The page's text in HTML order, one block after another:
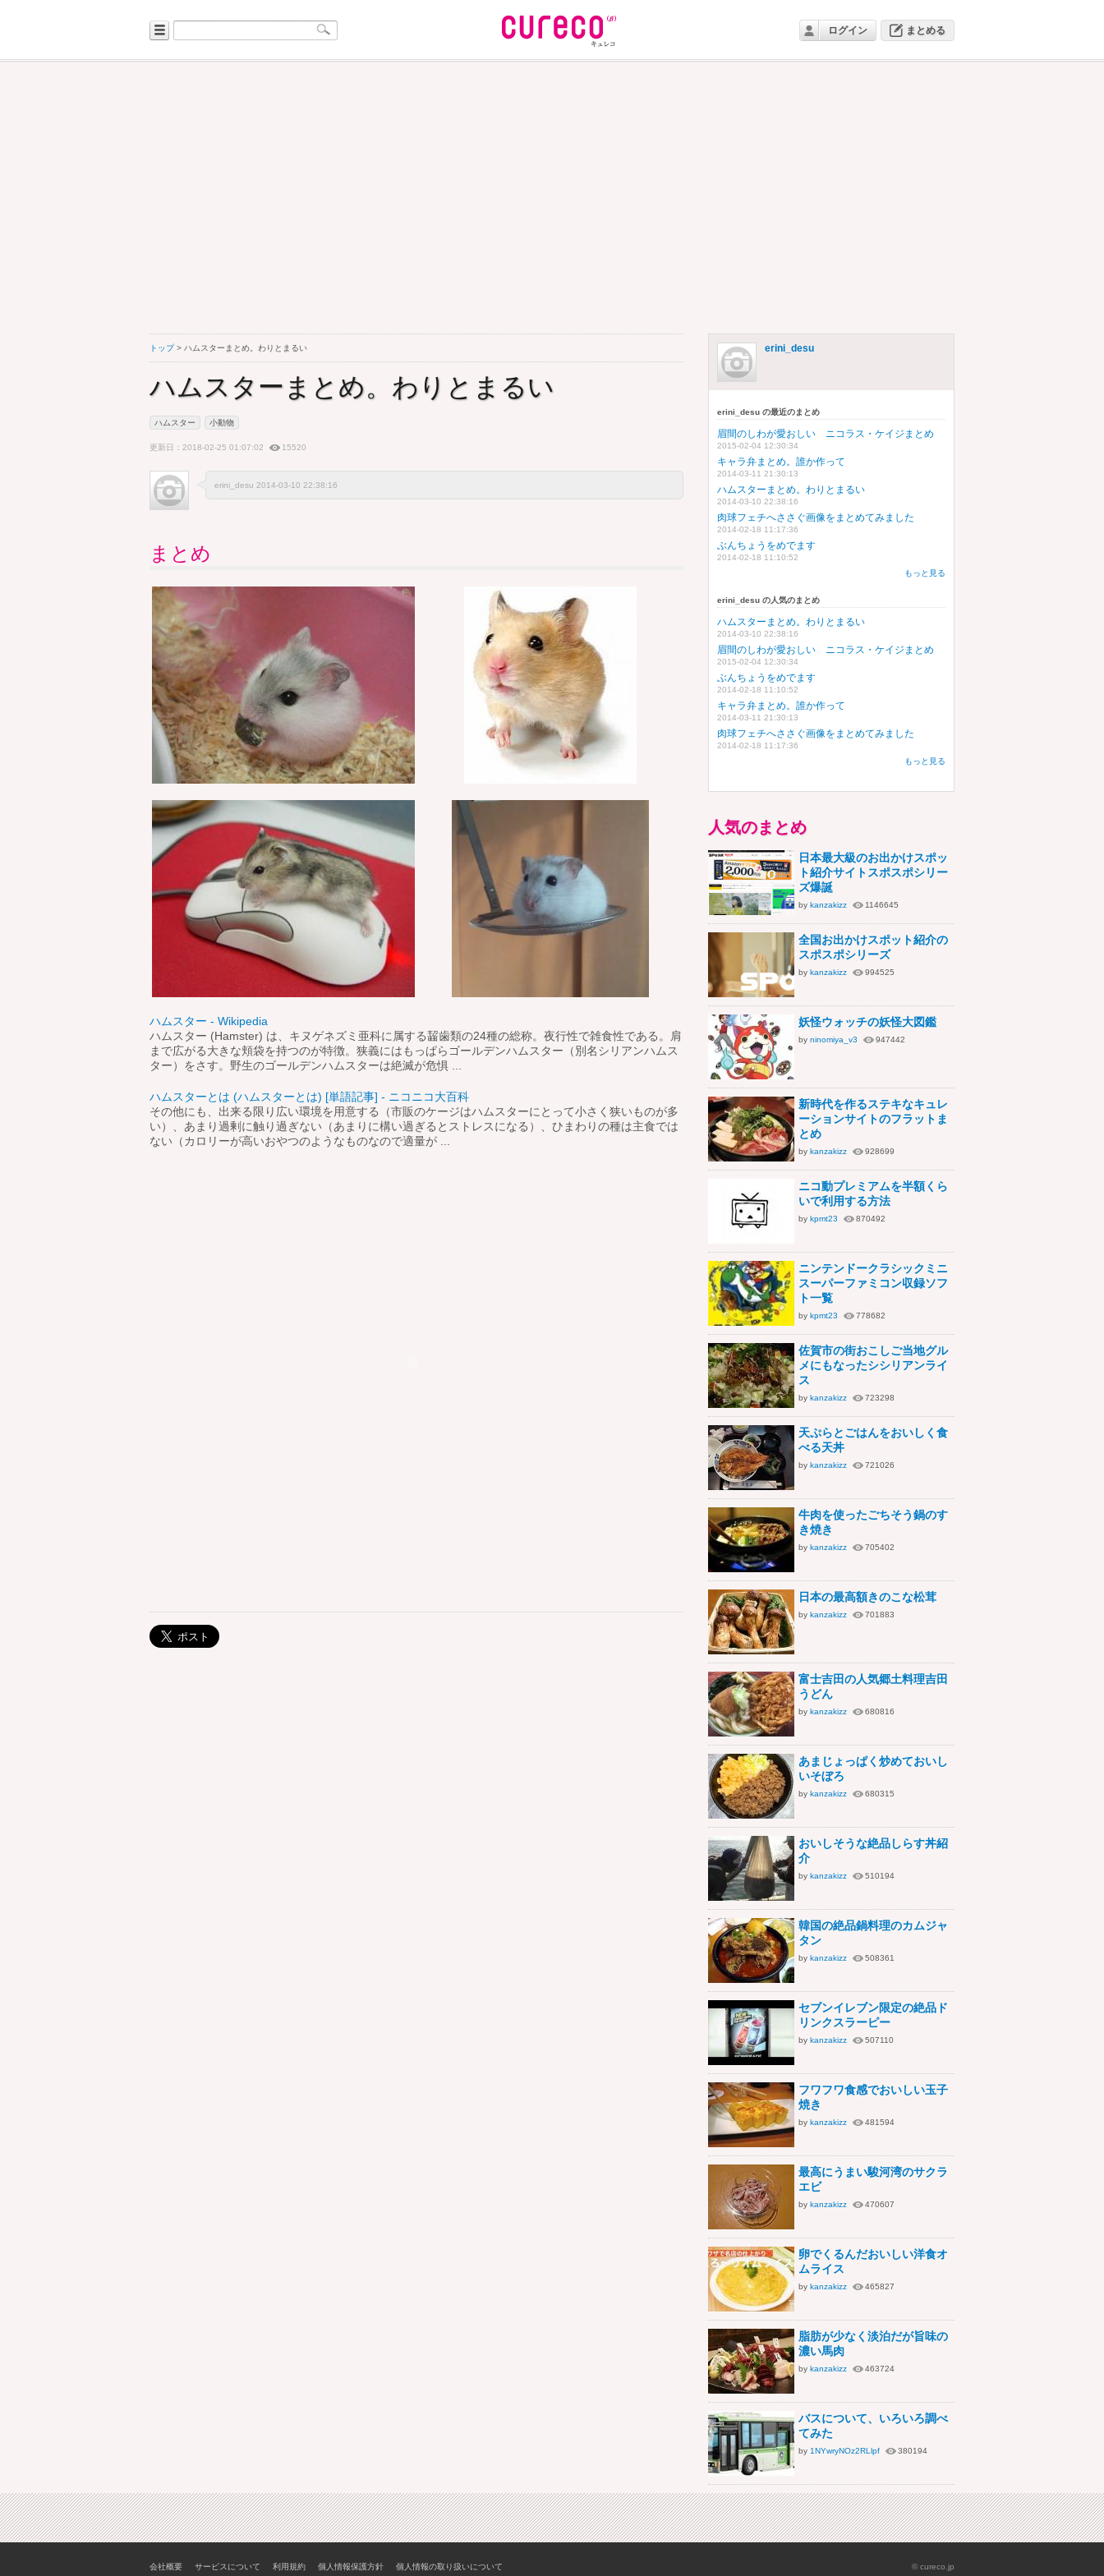
ログイン まとめる
トップ> ハムスターまとめ。わりとまるい
ハムスターまとめ。わりとまるい
ハムスター 小動物
更新日：2018-02-25 01:07:02 15520
erini_desu 2014-03-10 22:38:16
まとめ
ハムスター - Wikipedia
ハムスター (Hamster) は、キヌゲネズミ亜科に属する齧歯類の24種の総称。夜行性で雑食性である。肩
まで広がる大きな頬袋を持つのが特徴。狭義にはもっぱらゴールデンハムスター（別名シリアンハムス
ター）をさす。野生のゴールデンハムスターは絶滅が危惧 ...
ハムスターとは (ハムスターとは) [単語記事] - ニコニコ大百科
その他にも、出来る限り広い環境を用意する（市販のケージはハムスターにとって小さく狭いものが多
い）、あまり過剰に触り過ぎない（あまりに構い過ぎるとストレスになる）、ひまわりの種は主食では
ない（カロリーが高いおやつのようなものなので適量が ...
erini_desu
erini_desu の最近のまとめ
眉間のしわが愛おしい ニコラス・ケイジまとめ
2015-02-04 12:30:34
キャラ弁まとめ。誰か作って
2014-03-11 21:30:13
ハムスターまとめ。わりとまるい
2014-03-10 22:38:16
肉球フェチへささぐ画像をまとめてみました
2014-02-18 11:17:36
ぶんちょうをめでます
2014-02-18 11:10:52
もっと見る
erini_desu の人気のまとめ
ハムスターまとめ。わりとまるい
2014-03-10 22:38:16
眉間のしわが愛おしい ニコラス・ケイジまとめ
2015-02-04 12:30:34
ぶんちょうをめでます
2014-02-18 11:10:52
キャラ弁まとめ。誰か作って
2014-03-11 21:30:13
肉球フェチへささぐ画像をまとめてみました
2014-02-18 11:17:36
もっと見る
人気のまとめ
日本最大級のお出かけスポッ
ト紹介サイトスポスポシリー
ズ爆誕
by kanzakizz 1146645
全国お出かけスポット紹介の
スポスポシリーズ
by kanzakizz 994525
妖怪ウォッチの妖怪大図鑑
by ninomiya_v3 947442
新時代を作るステキなキュレ
ーションサイトのフラットま
とめ
by kanzakizz 928699
ニコ動プレミアムを半額くら
いで利用する方法
by kpmt23 870492
ニンテンドークラシックミニ
スーパーファミコン収録ソフ
ト一覧
by kpmt23 778682
佐賀市の街おこしご当地グル
メにもなったシシリアンライ
ス
by kanzakizz 723298
天ぷらとごはんをおいしく食
べる天丼
by kanzakizz 721026
牛肉を使ったごちそう鍋のす
き焼き
by kanzakizz 705402
日本の最高額きのこな松茸
by kanzakizz 701883
富士吉田の人気郷土料理吉田
うどん
by kanzakizz 680816
あまじょっぱく炒めておいし
いそぼろ
by kanzakizz 680315
おいしそうな絶品しらす丼紹
介
by kanzakizz 510194
韓国の絶品鍋料理のカムジャ
タン
by kanzakizz 508361
セブンイレブン限定の絶品ド
リンクスラーピー
by kanzakizz 507110
フワフワ食感でおいしい玉子
焼き
by kanzakizz 481594
最高にうまい駿河湾のサクラ
エビ
by kanzakizz 470607
卵でくるんだおいしい洋食オ
ムライス
by kanzakizz 465827
脂肪が少なく淡泊だが旨味の
濃い馬肉
by kanzakizz 463724
バスについて、いろいろ調べ
てみた
by 1NYwryNOz2RLlpf 380194
会社概要 サービスについて 利用規約 個人情報保護方針 個人情報の取り扱いについて © cureco.jp